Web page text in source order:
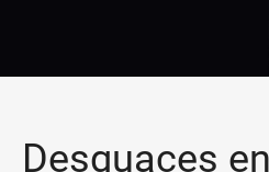
Desguaces